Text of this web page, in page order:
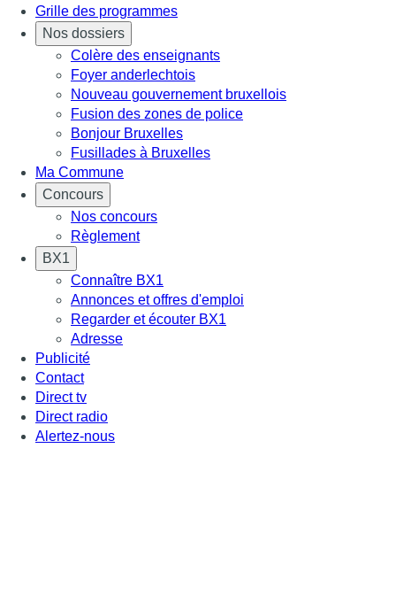
Grille des programmes
Nos dossiers
Colère des enseignants
Foyer anderlechtois
Nouveau gouvernement bruxellois
Fusion des zones de police
Bonjour Bruxelles
Fusillades à Bruxelles
Ma Commune
Concours
Nos concours
Règlement
BX1
Connaître BX1
Annonces et offres d'emploi
Regarder et écouter BX1
Adresse
Publicité
Contact
Direct tv
Direct radio
Alertez-nous